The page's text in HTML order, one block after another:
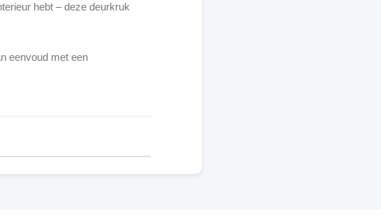
hebt – deze deurkruk
eenvoud met een